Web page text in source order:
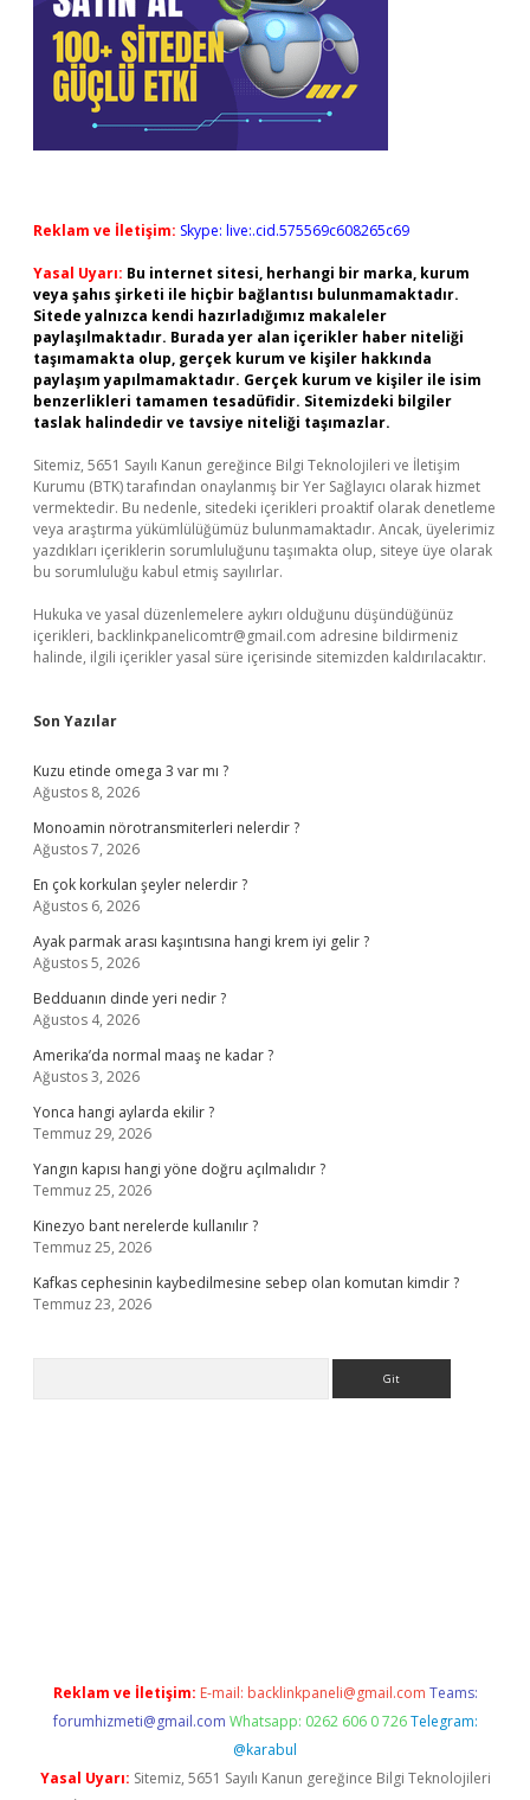
Reklam ve İletişim: Skype: live:.cid.575569c608265c69
Yasal Uyarı: Bu internet sitesi, herhangi bir marka, kurum
veya şahıs şirketi ile hiçbir bağlantısı bulunmamaktadır.
Sitede yalnızca kendi hazırladığımız makaleler
paylaşılmaktadır. Burada yer alan içerikler haber niteliği
taşımamakta olup, gerçek kurum ve kişiler hakkında
paylaşım yapılmamaktadır. Gerçek kurum ve kişiler ile isim
benzerlikleri tamamen tesadüfidir. Sitemizdeki bilgiler
taslak halindedir ve tavsiye niteliği taşımazlar.
Sitemiz, 5651 Sayılı Kanun gereğince Bilgi Teknolojileri ve İletişim
Kurumu (BTK) tarafından onaylanmış bir Yer Sağlayıcı olarak hizmet
vermektedir. Bu nedenle, sitedeki içerikleri proaktif olarak denetleme
veya araştırma yükümlülüğümüz bulunmamaktadır. Ancak, üyelerimiz
yazdıkları içeriklerin sorumluluğunu taşımakta olup, siteye üye olarak
bu sorumluluğu kabul etmiş sayılırlar.
Hukuka ve yasal düzenlemelere aykırı olduğunu düşündüğünüz
içerikleri, backlinkpanelicomtr@gmail.com adresine bildirmeniz
halinde, ilgili içerikler yasal süre içerisinde sitemizden kaldırılacaktır.
Son Yazılar
Kuzu etinde omega 3 var mı ?
Ağustos 8, 2026
Monoamin nörotransmiterleri nelerdir ?
Ağustos 7, 2026
En çok korkulan şeyler nelerdir ?
Ağustos 6, 2026
Ayak parmak arası kaşıntısına hangi krem iyi gelir ?
Ağustos 5, 2026
Bedduanın dinde yeri nedir ?
Ağustos 4, 2026
Amerika’da normal maaş ne kadar ?
Ağustos 3, 2026
Yonca hangi aylarda ekilir ?
Temmuz 29, 2026
Yangın kapısı hangi yöne doğru açılmalıdır ?
Temmuz 25, 2026
Kinezyo bant nerelerde kullanılır ?
Temmuz 25, 2026
Kafkas cephesinin kaybedilmesine sebep olan komutan kimdir ?
Temmuz 23, 2026
Reklam ve İletişim: E-mail: backlinkpaneli@gmail.com Teams:
forumhizmeti@gmail.com Whatsapp: 0262 606 0 726 Telegram:
@karabul
Yasal Uyarı: Sitemiz, 5651 Sayılı Kanun gereğince Bilgi Teknolojileri